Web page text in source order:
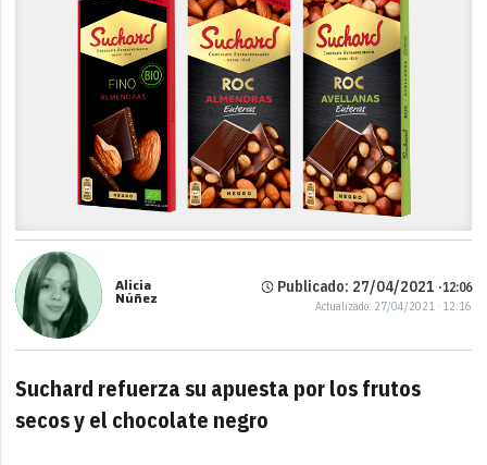
Alicia
Núñez
Publicado: 27/04/2021 ·12:06
Actualizado: 27/04/2021 · 12:16
Suchard refuerza su apuesta por los frutos
secos y el chocolate negro